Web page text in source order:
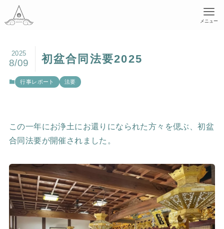
メニュー
初盆合同法要2025
2025
8/09
行事レポート 法要
この一年にお浄土にお還りになられた方々を偲ぶ、初盆
合同法要が開催されました。